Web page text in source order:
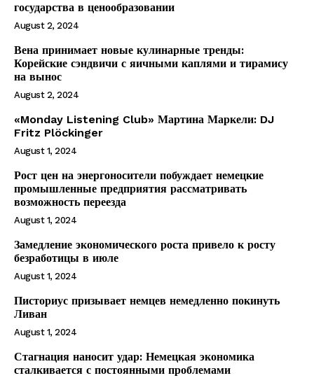
Company
О нас
Подписаться
Контакты
Планы подписки
Мой аккаунт
Impressum
Privacy Policy
государства в ценообразовании
August 2, 2024
Вена принимает новые кулинарные тренды:
Корейские сэндвичи с яичными каплями и тирамису
на вынос
August 2, 2024
«Monday Listening Club» Мартина Маркели: DJ
Fritz Plöckinger
August 1, 2024
Рост цен на энергоносители побуждает немецкие
промышленные предприятия рассматривать
возможность переезда
August 1, 2024
Замедление экономического роста привело к росту
безработицы в июле
August 1, 2024
Писториус призывает немцев немедленно покинуть
Ливан
August 1, 2024
Стагнация наносит удар: Немецкая экономика
сталкивается с постоянными проблемами